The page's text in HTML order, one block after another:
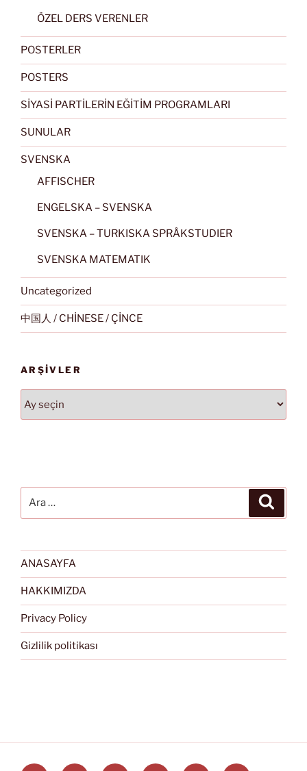
ÖZEL DERS VERENLER
POSTERLER
POSTERS
SİYASİ PARTİLERİN EĞİTİM PROGRAMLARI
SUNULAR
SVENSKA
AFFISCHER
ENGELSKA – SVENSKA
SVENSKA – TURKISKA SPRÅKSTUDIER
SVENSKA MATEMATIK
Uncategorized
中国人 / CHİNESE / ÇİNCE
ARŞIVLER
ANASAYFA
HAKKIMIZDA
Privacy Policy
Gizlilik politikası